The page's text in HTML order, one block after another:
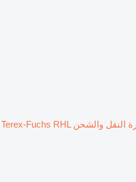
حفارة النقل والشحن Terex-Fuchs RHL